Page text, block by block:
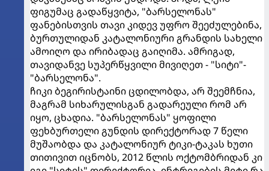
ფიგუმაც გადაწყვიტა, "ბარსელონას"
ფანებისთვის თავი კიდევ უფრო შეეძულებინა,
ბურთულიდან კატალონიური გრანდის სახელი
ამოიღო და ირიბადაც გაიღიმა. ამრიგად,
თავიდანვე სუპერწყვილი მივიღეთ - "სიტი"-
"ბარსელონა".
ჩიკი ბეგირისტაინი ცდილობდა, არ შეემჩნია,
მაგრამ სიხარულისგან გადარეული რომ არ
იყო, ცხადია. "ბარსელონას" ყოფილი
ფეხბურთელი გუნდის დირექტორად 7 წელი
მუშაობდა და კატალონიურ ტიკი-ტაკას ხუთი
თითივით იცნობს, 2012 წლის ოქტომბრიდან კი